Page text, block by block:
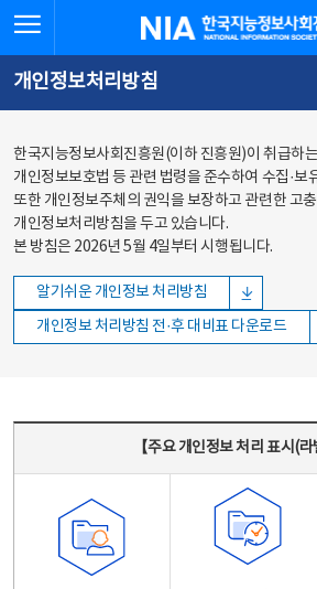
바로가기
바로가기
한국지능정보사회진흥원
개인정보처리방침
한국지능정보사회진흥원(이하 진흥원)이 취급하
개인정보보호법 등 관련 법령을 준수하여 수집·보
또한 개인정보주체의 권익을 보장하고 관련한 고
개인정보처리방침을 두고 있습니다.
본 방침은 2026년 5월 4일부터 시행됩니다.
알기쉬운 개인정보 처리방침
개인정보 처리방침 전·후 대비표 다운로드
【주요 개인정보 처리 표시(라